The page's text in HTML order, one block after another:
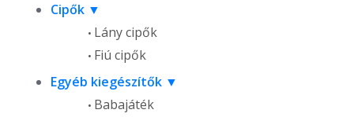
Cipők
Lány cipők
Fiú cipők
Egyéb kiegészítők
Babajáték